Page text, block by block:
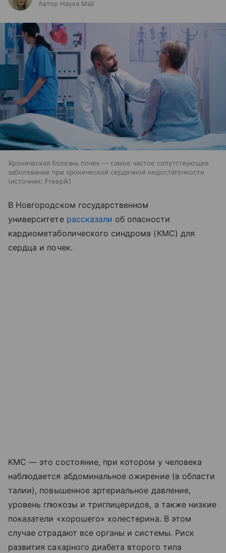
Автор Наука Mail
Хроническая болезнь почек — самое частое сопутствующее
заболевание при хронической сердечной недостаточности
источник: Freepik
В Новгородском государственном
университете рассказали об опасности
кардиометаболического синдрома (КМС) для
сердца и почек.
КМС — это состояние, при котором у человека
наблюдается абдоминальное ожирение (в области
талии), повышенное артериальное давление,
уровень глюкозы и триглицеридов, а также низкие
показатели «хорошего» холестерина. В этом
случае страдают все органы и системы. Риск
развития сахарного диабета второго типа